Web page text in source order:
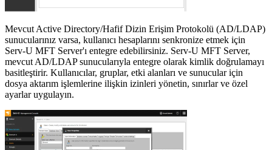
Mevcut Active Directory/Hafif Dizin Erişim Protokolü (AD/LDAP)
sunucularınız varsa, kullanıcı hesaplarını senkronize etmek için
Serv-U MFT Server'ı entegre edebilirsiniz. Serv-U MFT Server,
mevcut AD/LDAP sunucularıyla entegre olarak kimlik doğrulamayı
basitleştirir. Kullanıcılar, gruplar, etki alanları ve sunucular için
dosya aktarım işlemlerine ilişkin izinleri yönetin, sınırlar ve özel
ayarlar uygulayın.